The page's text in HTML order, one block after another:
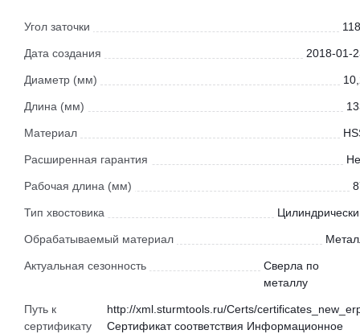
Угол заточки
Дата создания 2018-01-
Диаметр (мм)
Длина (мм)
Материал
Расширенная гарантия
Рабочая длина (мм)
Тип хвостовика
Обрабатываемый материал
Актуальная сезонность
Сверла по
металлу
Путь к
сертификату
http://xml.sturmtools.ru/Certs/
Сертификат соответствия Информационное